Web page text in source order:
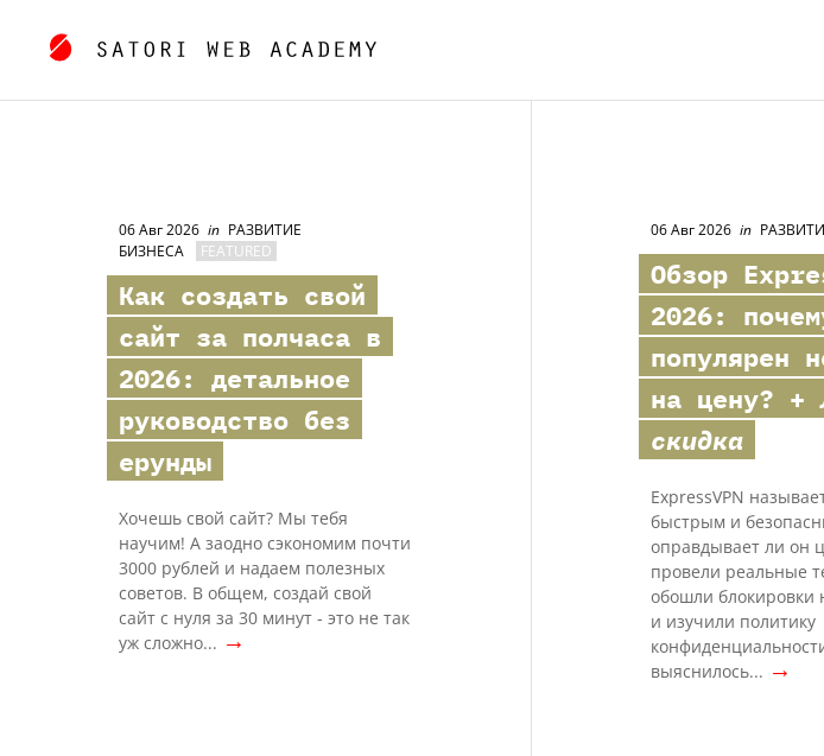
06 Авг 2026 in РАЗВИТИЕ
БИЗНЕСА
FEATURED
Как создать свой
сайт за полчаса в
2026: детальное
руководство без
ерунды
Хочешь свой сайт? Мы тебя
научим! А заодно сэкономим почти
3000 рублей и надаем полезных
советов. В общем, создай свой
сайт с нуля за 30 минут - это не так
уж сложно... →
06 Авг 2026 in
Обзор
2026:
популярен
на цену? +
скидка
ExpressVPN
быстрым и
оправдывает ли он
провели реальные
обошли блокировки
и изучили политику
выяснилось... →